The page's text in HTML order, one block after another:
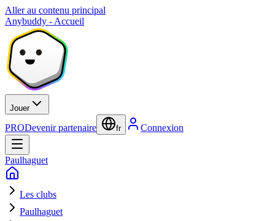
Aller au contenu principal
Anybuddy - Accueil
Jouer
PRODevenir partenaire fr Connexion
Paulhaguet
Les clubs
Paulhaguet